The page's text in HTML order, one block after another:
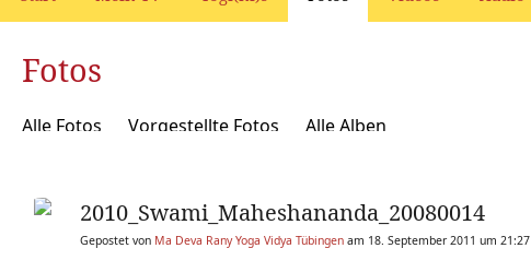
Fotos
Alle Fotos Vorgestellte Fotos Alle Alben
2010_Swami_Maheshananda_20080014
Gepostet von Ma Deva Rany Yoga Vidya Tübingen am 18. September 2011 um 21:27